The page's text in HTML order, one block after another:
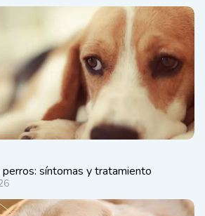
perros: síntomas y tratamiento